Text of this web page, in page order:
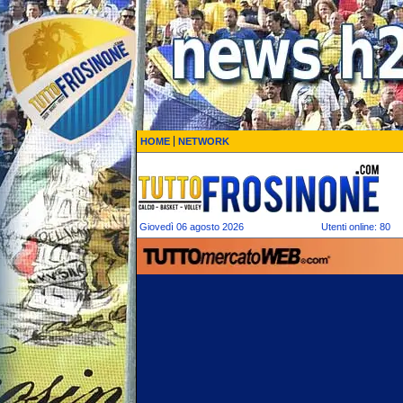
HOME NETWORK
Giovedì 06 agosto 2026 Utenti online: 80